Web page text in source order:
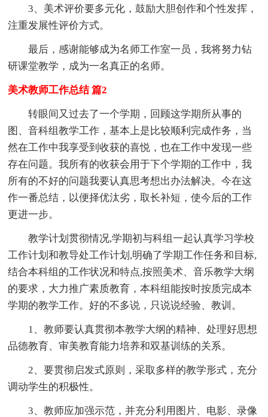
3、美术评价要多元化，鼓励大胆创作和个性发挥，
注重发展性评价方式。
最后，感谢能够成为名师工作室一员，我将努力钻
研课堂教学，成为一名真正的名师。
美术教师工作总结 篇2
转眼间又过去了一个学期，回顾这学期所从事的
图、音科组教学工作，基本上是比较顺利完成作务，当
然在工作中我享受到收获的喜悦，也在工作中发现一些
存在问题。我所有的收获会用于下个学期的工作中，我
所有的不好的问题我要认真思考想出办法解决。今在这
作一番总结，以便择优汰劣，取长补短，使今后的工作
更进一步。
教学计划贯彻情况,学期初与科组一起认真学习学校
工作计划和教导处工作计划,明确了学期工作任务和目标,
结合本科组的工作状况和特点,按照美术、音乐教学大纲
的要求，大力推广素质教育，本科组能按时按质完成本
学期的教学工作。好的不多说，只说说经验、教训。
1、教师要认真贯彻本教学大纲的精神、处理好思想
品德教育、审美教育能力培养和双基训练的关系。
2、要贯彻启发式原则，采取多样的教学形式，充分
调动学生的积极性。
3、教师应加强示范，并充分利用图片、电影、录像